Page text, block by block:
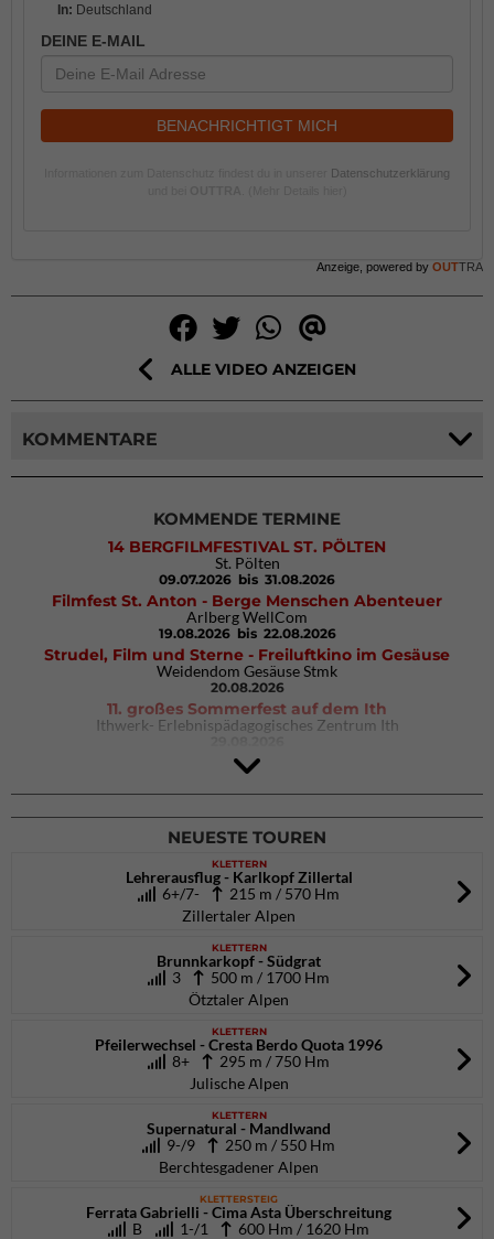
In: Deutschland
DEINE E-MAIL
BENACHRICHTIGT MICH
Datenschutzerklärung
Anzeige, powered by OUTTRA
ALLE VIDEO ANZEIGEN
KOMMENTARE
KOMMENDE TERMINE
14 BERGFILMFESTIVAL ST. PÖLTEN
St. Pölten
09.07.2026 bis 31.08.2026
Filmfest St. Anton - Berge Menschen Abenteuer
Arlberg WellCom
19.08.2026 bis 22.08.2026
Strudel, Film und Sterne - Freiluftkino im Gesäuse
Weidendom Gesäuse Stmk
20.08.2026
11. großes Sommerfest auf dem Ith
Ithwerk- Erlebnispädagogisches Zentrum Ith
4Blocs KIDS 2026
DAV Kletter- & Boulderzentrum München Süd (Thalkirchen)
26.09.2026
NEUESTE TOUREN
KLETTERN
Lehrerausflug - Karlkopf Zillertal
6+/7-
215 m / 570 Hm
Zillertaler Alpen
KLETTERN
Brunnkarkopf - Südgrat
3
500 m / 1700 Hm
Ötztaler Alpen
KLETTERN
Pfeilerwechsel - Cresta Berdo Quota 1996
8+
295 m / 750 Hm
Julische Alpen
KLETTERN
Supernatural - Mandlwand
9-/9
250 m / 550 Hm
Berchtesgadener Alpen
KLETTERSTEIG
Ferrata Gabrielli - Cima Asta Überschreitung
B
1-/1 600 Hm / 1620 Hm